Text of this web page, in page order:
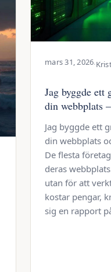
mars 31, 2026·
Jag byggde ett
din webbplats
Jag byggde ett
din webbplats
De flesta
deras
utan för att
kostar pengar,
sig en rapport